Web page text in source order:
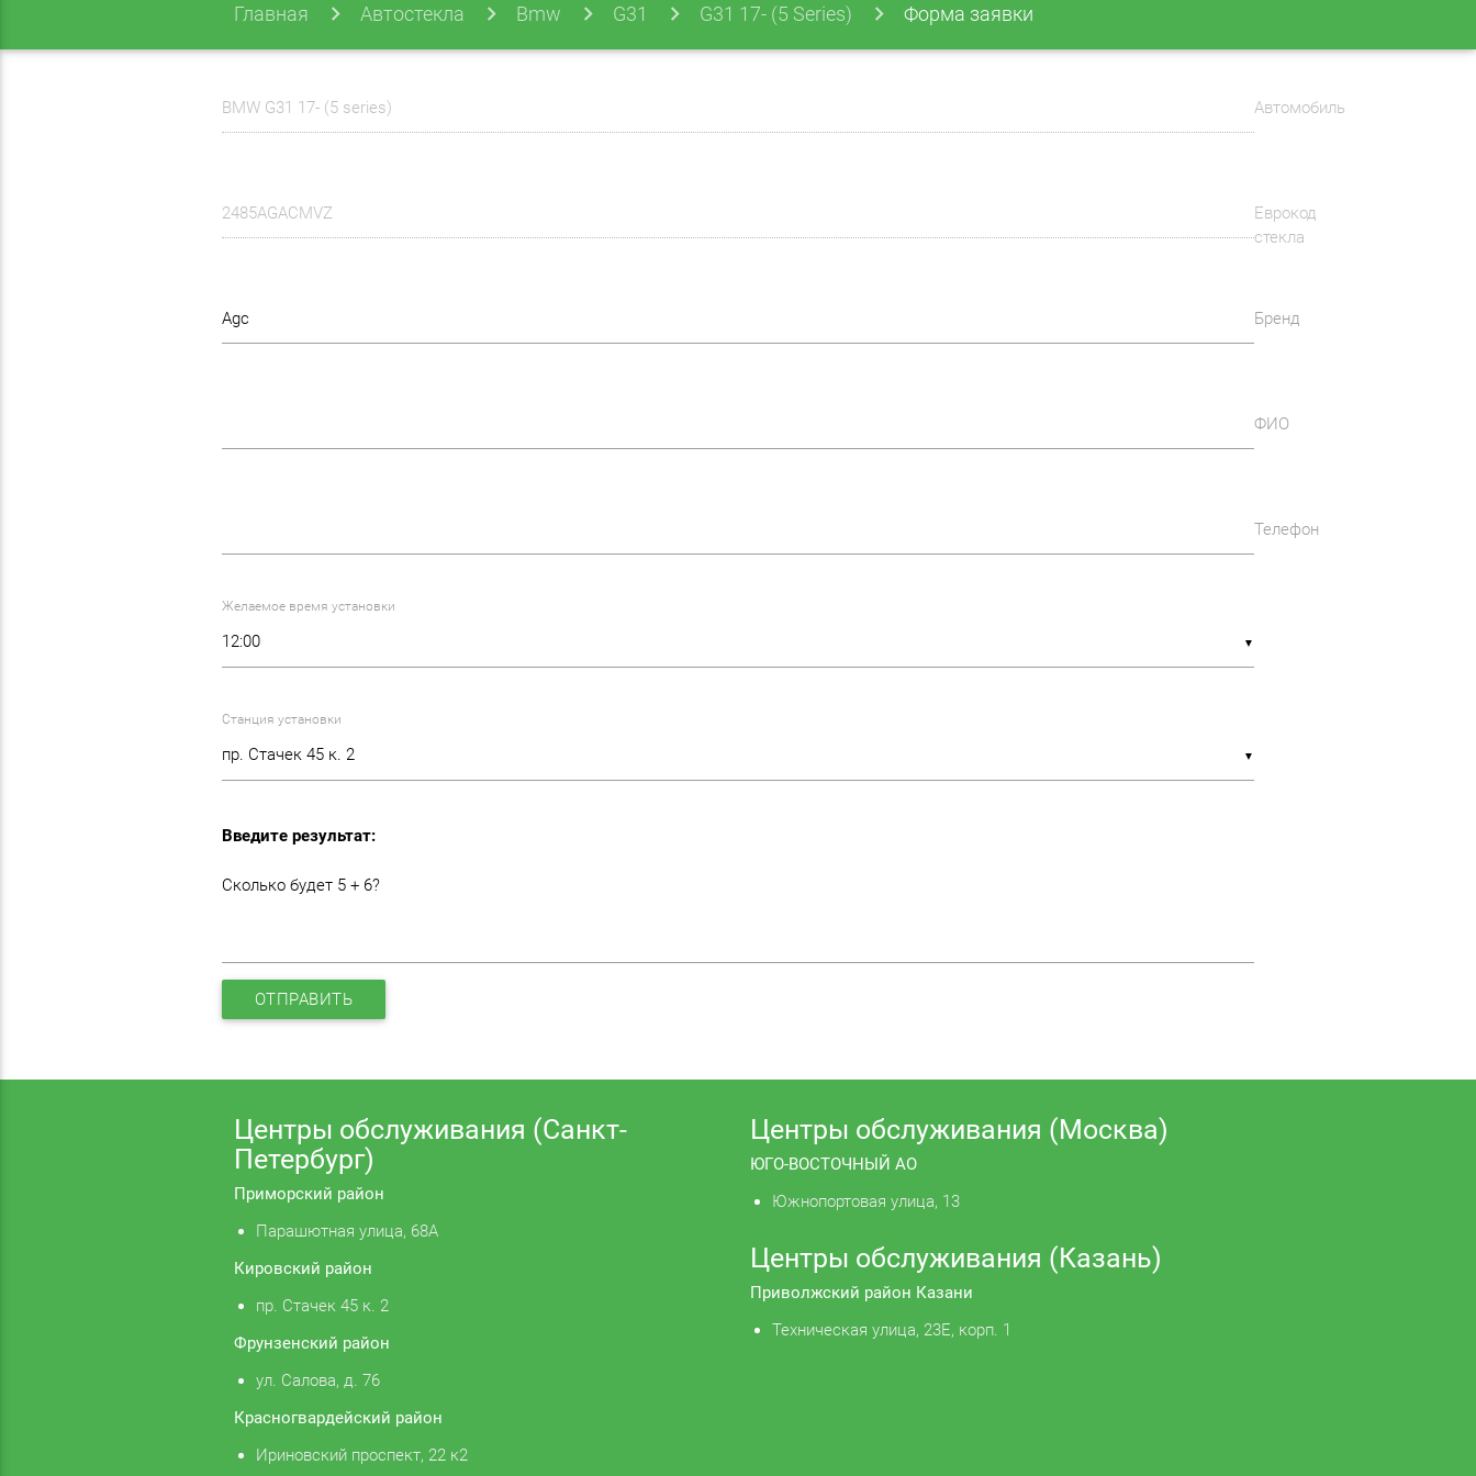
Главная Автостекла Bmw G31 G31 17- (5 Series) Форма заявки
Автомобиль
Еврокод
стекла
Бренд
ФИО
Телефон
Желаемое время установки
▼
Станция установки
▼
Введите результат:
Сколько будет 5 + 6?
ОТПРАВИТЬ
Центры обслуживания (Санкт-
Петербург)
Приморский район
Парашютная улица, 68А
Кировский район
пр. Стачек 45 к. 2
Фрунзенский район
ул. Салова, д. 76
Красногвардейский район
Ириновский проспект, 22 к2
Центры обслуживания (Москва)
ЮГО-ВОСТОЧНЫЙ АО
Южнопортовая улица, 13
Центры обслуживания (Казань)
Приволжский район Казани
Техническая улица, 23Е, корп. 1